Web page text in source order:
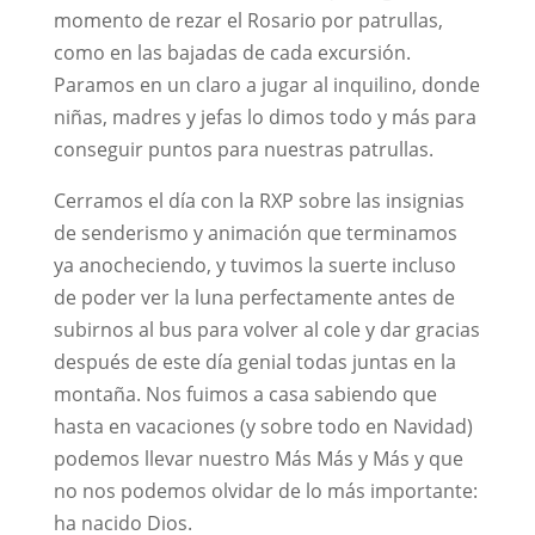
momento de rezar el Rosario por patrullas,
como en las bajadas de cada excursión.
Paramos en un claro a jugar al inquilino, donde
niñas, madres y jefas lo dimos todo y más para
conseguir puntos para nuestras patrullas.
Cerramos el día con la RXP sobre las insignias
de senderismo y animación que terminamos
ya anocheciendo, y tuvimos la suerte incluso
de poder ver la luna perfectamente antes de
subirnos al bus para volver al cole y dar gracias
después de este día genial todas juntas en la
montaña. Nos fuimos a casa sabiendo que
hasta en vacaciones (y sobre todo en Navidad)
podemos llevar nuestro Más Más y Más y que
no nos podemos olvidar de lo más importante:
ha nacido Dios.